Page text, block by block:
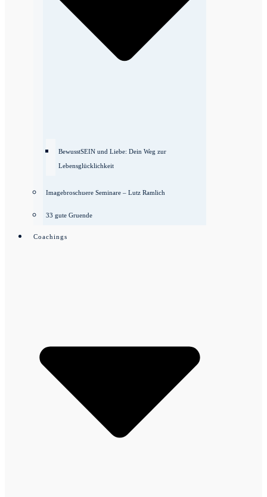
BewusstSEIN und Liebe: Dein Weg zur
Lebensglücklichkeit
Imagebroschuere Seminare – Lutz Ramlich
33 gute Gruende
Coachings